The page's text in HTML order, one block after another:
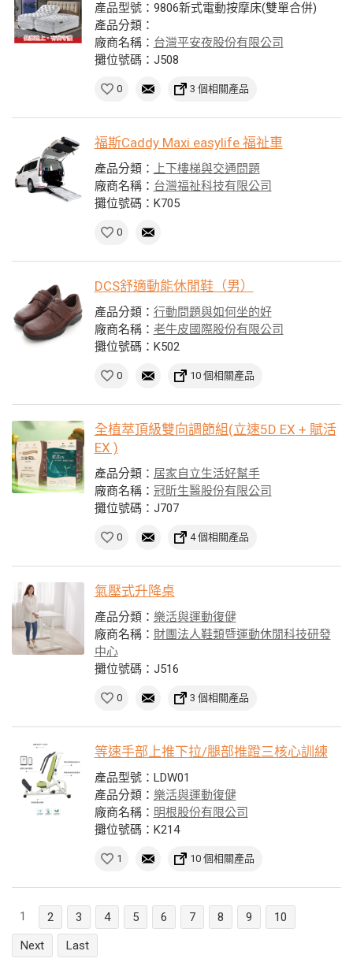
產品型號：9806新式電動按摩床(雙單合併)
產品分類：
廠商名稱： 台灣平安夜股份有限公司
攤位號碼：J508
0 3 個相關產品
福斯Caddy Maxi easylife 福祉車
產品分類：
上下樓梯與交通問題
廠商名稱： 台灣福祉科技有限公司
攤位號碼：K705
0
DCS舒適動能休閒鞋（男）
產品分類： 行動問題與如何坐的好
廠商名稱： 老牛皮國際股份有限公司
攤位號碼：K502
0 10 個相關產品
全植萃頂級雙向調節組(立速5D EX + 賦活
EX )
產品分類： 居家自立生活好幫手
廠商名稱： 冠昕生醫股份有限公司
攤位號碼：J707
0 4 個相關產品
氣壓式升降桌
產品分類： 樂活與運動復健
廠商名稱： 財團法人鞋類暨運動休閒科技研發
中心
攤位號碼：J516
0 3 個相關產品
等速手部上推下拉/腿部推蹬三核心訓練
產品型號：LDW01
產品分類： 樂活與運動復健
廠商名稱： 明根股份有限公司
攤位號碼：K214
1 10 個相關產品
1 2 3 4 5 6 7 8 9
10
Next
Last